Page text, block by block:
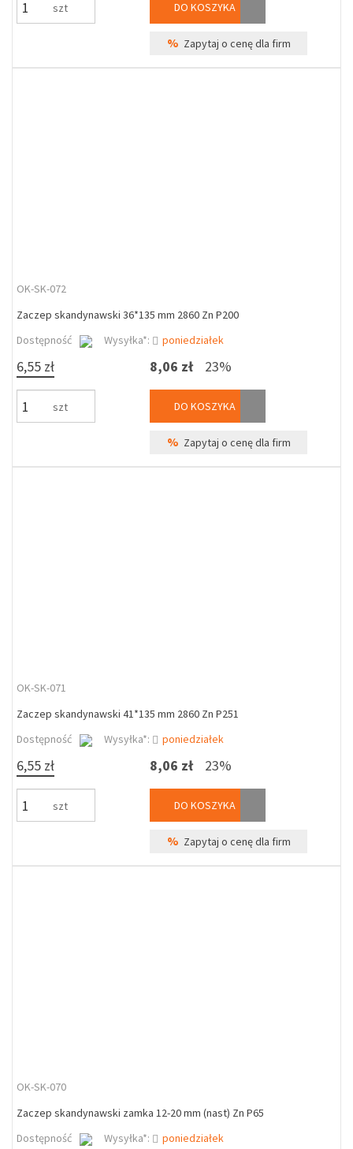
szt DO KOSZYKA
% Zapytaj o cenę dla firm
OK-SK-072
Zaczep skandynawski 36*135 mm 2860 Zn P200
Dostępność
Wysyłka*: poniedziałek
6,55 zł
szt
8,06 zł 23%
DO KOSZYKA
% Zapytaj o cenę dla firm
OK-SK-071
Zaczep skandynawski 41*135 mm 2860 Zn P251
Dostępność
Wysyłka*: poniedziałek
6,55 zł
szt
8,06 zł 23%
DO KOSZYKA
% Zapytaj o cenę dla firm
OK-SK-070
Zaczep skandynawski zamka 12-20 mm (nast) Zn P65
Dostępność
Wysyłka*: poniedziałek